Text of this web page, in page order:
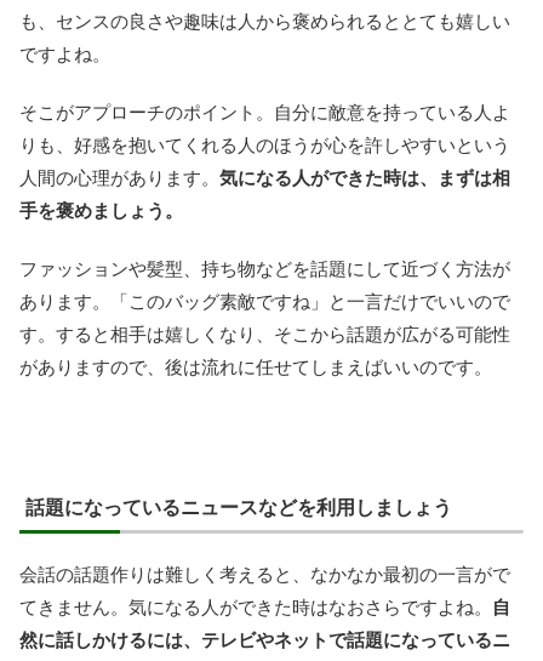
も、センスの良さや趣味は人から褒められるととても嬉しい
ですよね。
そこがアプローチのポイント。自分に敵意を持っている人よ
りも、好感を抱いてくれる人のほうが心を許しやすいという
人間の心理があります。 気になる人ができた時は、まずは相
手を褒めましょう。
ファッションや髪型、持ち物などを話題にして近づく方法が
あります。「このバッグ素敵ですね」と一言だけでいいので
す。すると相手は嬉しくなり、そこから話題が広がる可能性
がありますので、後は流れに任せてしまえばいいのです。
話題になっているニュースなどを利用しましょう
会話の話題作りは難しく考えると、なかなか最初の一言がで
てきません。気になる人ができた時はなおさらですよね。
自
然に話しかけるには、テレビやネットで話題になっているニ